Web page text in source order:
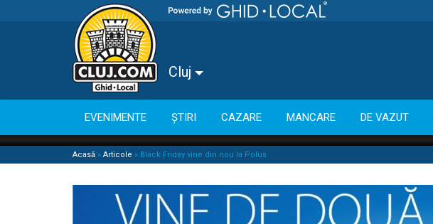
Cluj
EVENIMENTE ȘTIRI CAZARE MANCARE DE VAZUT
Acasă » Articole » Black Friday vine din nou la Polus